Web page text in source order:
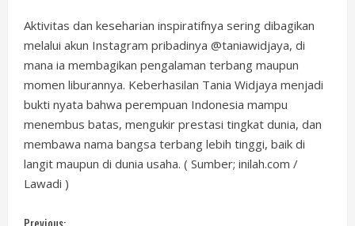
Aktivitas dan keseharian inspiratifnya sering dibagikan
melalui akun Instagram pribadinya @taniawidjaya, di
mana ia membagikan pengalaman terbang maupun
momen liburannya. Keberhasilan Tania Widjaya menjadi
bukti nyata bahwa perempuan Indonesia mampu
menembus batas, mengukir prestasi tingkat dunia, dan
membawa nama bangsa terbang lebih tinggi, baik di
langit maupun di dunia usaha. ( Sumber; inilah.com /
Lawadi )